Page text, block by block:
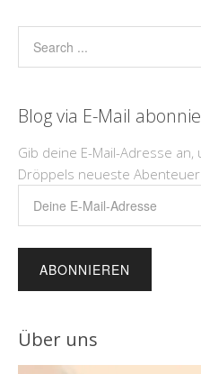
Blog via E-Mail
Gib deine E-Mail-Adresse
Dröppels neueste
Adresse
Über uns